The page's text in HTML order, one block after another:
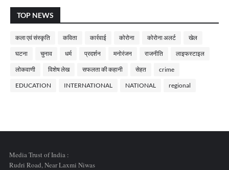
TOP NEWS
कला एवं संस्कृति कविता कार्रवाई कोरोना कोरोना अलर्ट खेल
घटना चुनाव धर्म प्रदर्शन मनोरंजन राजनीति लाइफस्टाइल
लोकवाणी विशेष लेख सफलता की कहानी सेहत crime
EDUCATION INTERNATIONAL NATIONAL regional
Media Trust of India :
Rudri Road, Near Laxmi Niwas